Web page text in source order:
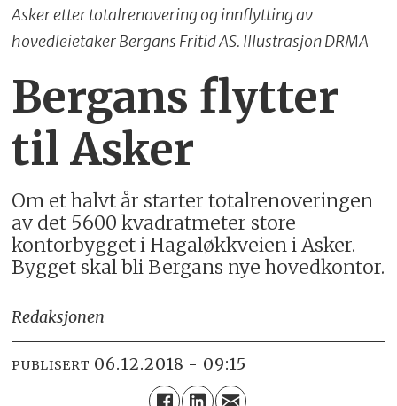
Asker etter totalrenovering og innflytting av
hovedleietaker Bergans Fritid AS. Illustrasjon DRMA
Bergans flytter
til Asker
Om et halvt år starter totalrenoveringen
av det 5600 kvadratmeter store
kontorbygget i Hagaløkkveien i Asker.
Bygget skal bli Bergans nye hovedkontor.
Redaksjonen
PUBLISERT 06.12.2018 - 09:15